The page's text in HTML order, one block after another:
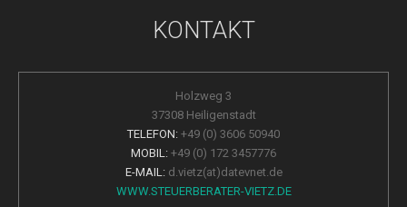
KONTAKT
Holzweg 3
37308 Heiligenstadt
TELEFON: +49 (0) 3606 50940
MOBIL: +49 (0) 172 3457776
E-MAIL: d.vietz(at)datevnet.de
WWW.STEUERBERATER-VIETZ.DE